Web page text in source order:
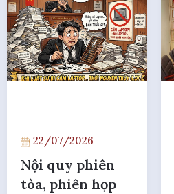
22/07/2026
Nội quy phiên
tòa, phiên họp